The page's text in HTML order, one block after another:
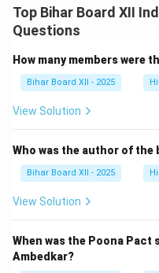
Top Bihar Board XII
Questions
How many members were
Bihar Board XII - 2025
View Solution
Who was the author of the
Bihar Board XII - 2025
View Solution
When was the Poona Pact
Ambedkar?